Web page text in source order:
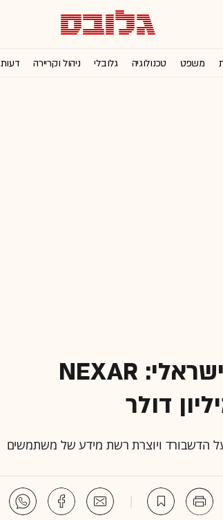
משפט טכנולוגיה גלובלי ניהול וקריירה דעות
עוד גיוס מאסיבי באוטו-טק הישראלי: NEXAR
הדשבורד ויוצרת רשת מידע של משתמשים